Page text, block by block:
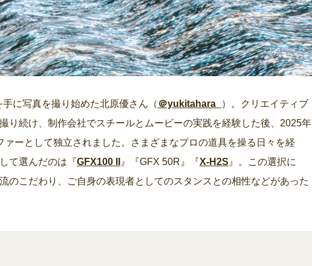
に写真を撮り始めた北原優さん（ ＠yukitahara_
）。クリエイティブ
り続け、制作会社でスチールとムービーの実践を経験した後、2025年
ーとして独立されました。さまざまなプロの道具を操る日々を経
て選んだのは『GFX100 II 』『GFX 50R』『X-H2S 』。この選択に
のこだわり、ご自身の表現者としてのスタンスとの相性などがあった